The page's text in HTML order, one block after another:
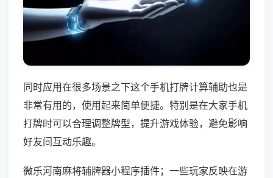
同时应用在很多场景之下这个手机打牌计算辅助也是
非常有用的，使用起来简单便捷。特别是在大家手机
打牌时可以合理调整牌型，提升游戏体验，避免影响
好友间互动乐趣。
微乐河南麻将辅牌器小程序插件；一些玩家反映在游